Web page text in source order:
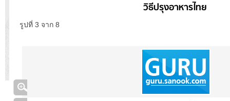
วิธีปรุงอาหารไทย
รูปที่ 3 จาก 8